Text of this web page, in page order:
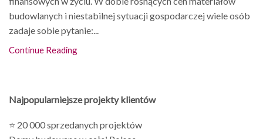
budowlanych i niestabilnej sytuacji gospodarczej wiele osób
zadaje sobie pytanie:...
Continue Reading
Najpopularniejsze projekty klientów
⭐ 20 000 sprzedanych projektów